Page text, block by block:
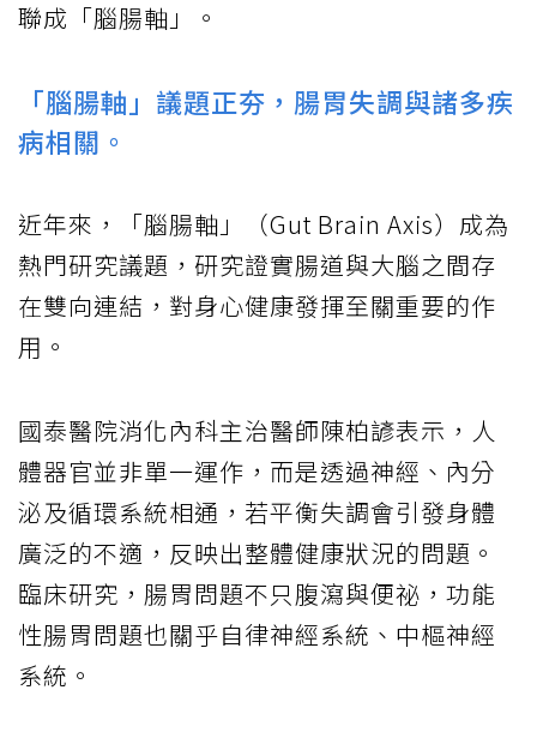
聯成「腦腸軸」。
「腦腸軸」議題正夯，腸胃失調與諸多疾
病相關。
近年來，「腦腸軸」（Gut Brain Axis）成為
熱門研究議題，研究證實腸道與大腦之間存
在雙向連結，對身心健康發揮至關重要的作
用。
國泰醫院消化內科主治醫師陳柏諺表示，人
體器官並非單一運作，而是透過神經、內分
泌及循環系統相通，若平衡失調會引發身體
廣泛的不適，反映出整體健康狀況的問題。
臨床研究，腸胃問題不只腹瀉與便祕，功能
性腸胃問題也關乎自律神經系統、中樞神經
系統。